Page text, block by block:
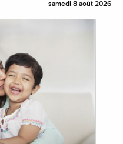
samedi 8 août 2026